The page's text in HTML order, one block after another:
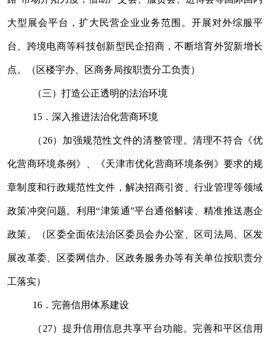
大型展会平台，扩大民营企业业务范围。开展对外综服平
台、跨境电商等科技创新型民企招商，不断培育外贸新增长
点。（区楼宇办、区商务局按职责分工负责）
（三）打造公正透明的法治环境
15 ．深入推进法治化营商环境
（ 26）加强规范性文件的清整管理。清理不符合《优
化营商环境条例》、《天津市优化营商环境条例》要求的规
章制度和行政规范性文件 ，解决招商引资、行业管理等领域
政策冲突问题。利用“津策通”平台通俗解读、精准推送惠企
政策。（区委全面依法治区委员会办公室、区司法局、区发
展改革委、区委网信办、区政务服务办等有关单位按职责分
工落实）
16 ．完善信用体系建设
（ 27）提升信用信息共享平台功能。完善和平区信用